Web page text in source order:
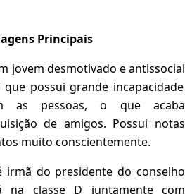
Principais
jovem desmotivado e antissocial
que possui grande incapacidade
as pessoas, o que acaba
de amigos. Possui notas
muito conscientemente.
irmã do presidente do conselho
na classe D juntamente com